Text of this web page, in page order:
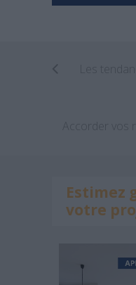
Estimez
votre